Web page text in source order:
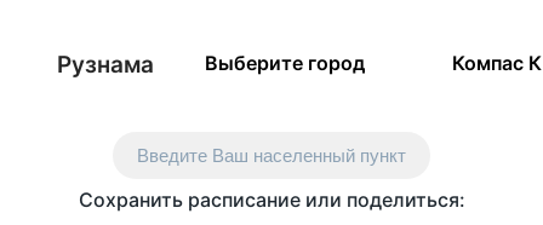
Рузнама Выберите город Компас
Введите Ваш населенный пункт
Сохранить расписание или поделиться: